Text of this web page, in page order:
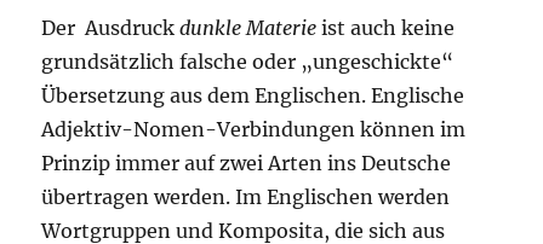
Der Ausdruckdunkle Materie ist auch keine
grundsätzlich falsche oder „ungeschickte“
Übersetzung aus dem Englischen. Englische
Adjektiv-Nomen-Verbindungen können im
Prinzip immer auf zwei Arten ins Deutsche
übertragen werden. Im Englischen werden
Wortgruppen und Komposita, die sich aus